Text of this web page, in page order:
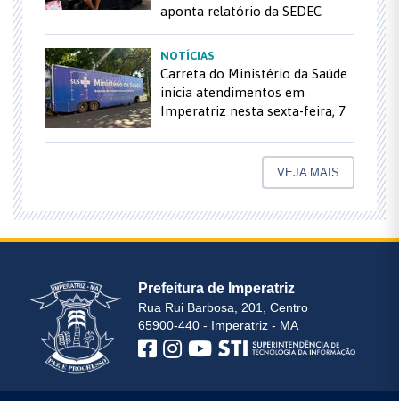
aponta relatório da SEDEC
NOTÍCIAS
Carreta do Ministério da Saúde
inicia atendimentos em
Imperatriz nesta sexta-feira, 7
VEJA MAIS
Prefeitura de Imperatriz
Rua Rui Barbosa, 201, Centro
65900-440 - Imperatriz - MA